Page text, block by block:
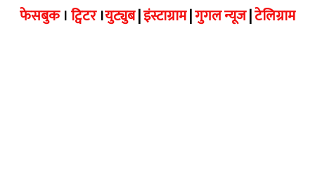
फेसबुक।ट्विटर।युट्युब|इंस्टाग्राम|गुगल न्यूज|टेलिग्राम